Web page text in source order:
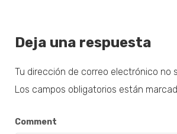
Deja una respuesta
Tu dirección de correo electrónico no
Los campos obligatorios están
Comment